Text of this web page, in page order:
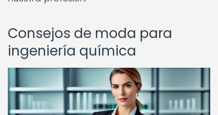
Consejos de moda para
ingeniería química